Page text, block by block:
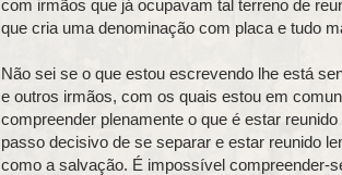
com irmãos que já ocupavam tal terreno de
que cria uma denominação com placa e tudo
Não sei se o que estou escrevendo lhe está
e outros irmãos, com os quais estou em
compreender plenamente o que é estar
passo decisivo de se separar e estar reunido
como a salvação. É impossível